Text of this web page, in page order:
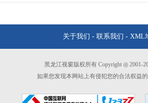
关于我们 - 联系我们 - XML
黑龙江视窗版权所有 Copyright ◎ 2001-
如果您发现本网站上有侵犯您的合法权益